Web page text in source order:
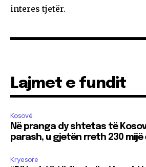
interes tjetër.
Lajmet e fundit
Kosovë
Në pranga dy shtetas të
parash, u gjetën rreth 230 mijë
Kryesore